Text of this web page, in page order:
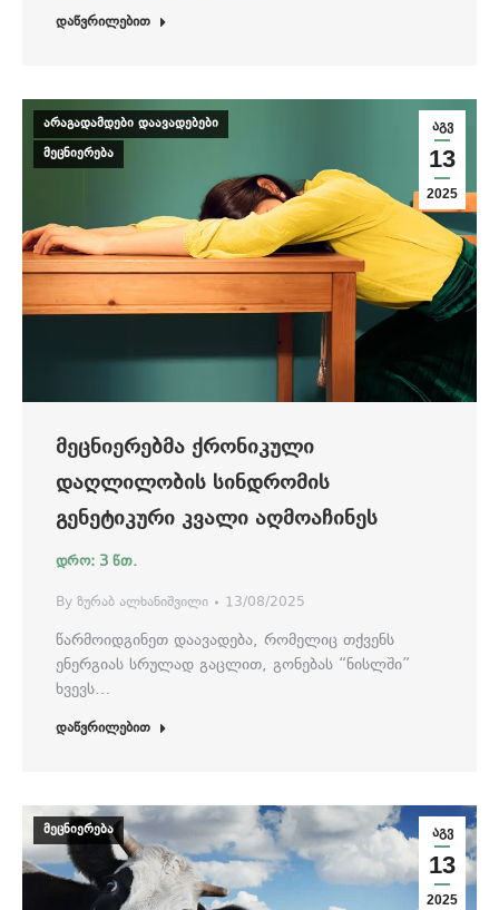
დაწვრილებით
აგვ
13
2025
არაგადამდები დაავადებები
მეცნიერება
ᲛᲔᲪᲜᲘᲔᲠᲔᲑᲛᲐ ᲥᲠᲝᲜᲘᲙᲣᲚᲘ
ᲓᲐᲦᲚᲘᲚᲝᲑᲘᲡ ᲡᲘᲜᲓᲠᲝᲛᲘᲡ
ᲒᲔᲜᲔᲢᲘᲙᲣᲠᲘ ᲙᲕᲐᲚᲘ ᲐᲦᲛᲝᲐᲩᲘᲜᲔᲡ
By ზურაბ ალხანიშვილი 13/08/2025
წარმოიდგინეთ დაავადება, რომელიც თქვენს
ენერგიას სრულად გაცლით, გონებას “ნისლში”
ხვევს…
დაწვრილებით
აგვ
13
2025
მეცნიერება